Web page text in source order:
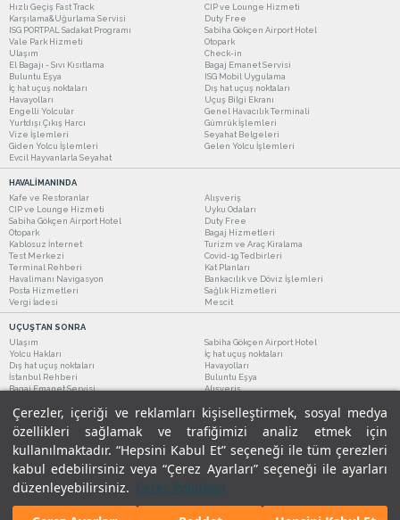
Çerezler, içeriği ve reklamları kişiselleştirmek, sosyal medya
özellikleri sağlamak ve trafiğimizi analiz etmek için
kullanılmaktadır. “Hepsini Kabul Et” seçeneği ile tüm çerezleri
kabul edebilirsiniz veya “Çerez Ayarları” seçeneği ile ayarları
düzenleyebilirsiniz. Çerez Politikası
Hızlı Geçiş Fast Track
CIP ve Lounge Hizmeti
Karşılama&Uğurlama Servisi
Duty Free
ISG PORTPAL Sadakat Programı
Sabiha Gökçen Airport Hotel
Vale Park Hizmeti
Otopark
Ulaşım
Check-in
El Bagajı - Sıvı Kısıtlama
Bagaj Emanet Servisi
Buluntu Eşya
ISG Mobil Uygulama
İç hat uçuş noktaları
Dış hat uçuş noktaları
Havayolları
Uçuş Bilgi Ekranı
Engelli Yolcular
Genel Havacılık Terminali
Yurtdışı Çıkış Harcı
Gümrük İşlemleri
Vize İşlemleri
Seyahat Belgeleri
Giden Yolcu İşlemleri
Gelen Yolcu İşlemleri
Evcil Hayvanlarla Seyahat
HAVALİMANINDA
Kafe ve Restoranlar
Alışveriş
CIP ve Lounge Hizmeti
Uyku Odaları
Sabiha Gökçen Airport Hotel
Duty Free
Otopark
Bagaj Hizmetleri
Kablosuz İnternet
Turizm ve Araç Kiralama
Test Merkezi
Covid-19 Tedbirleri
Terminal Rehberi
Kat Planları
Havalimanı Navigasyon
Bankacılık ve Döviz İşlemleri
Posta Hizmetleri
Sağlık Hizmetleri
Vergi İadesi
Mescit
UÇUŞTAN SONRA
Ulaşım
Sabiha Gökçen Airport Hotel
Yolcu Hakları
İç hat uçuş noktaları
Dış hat uçuş noktaları
Havayolları
İstanbul Rehberi
Buluntu Eşya
Bagaj Emanet Servisi
Alışveriş